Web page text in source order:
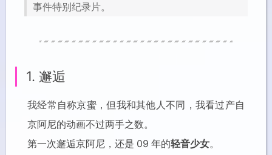
事件特别纪录片。
1. 邂逅
我经常自称京蜜，但我和其他人不同，我看过产自
京阿尼的动画不过两手之数。
第一次邂逅京阿尼，还是 09 年的轻音少女。